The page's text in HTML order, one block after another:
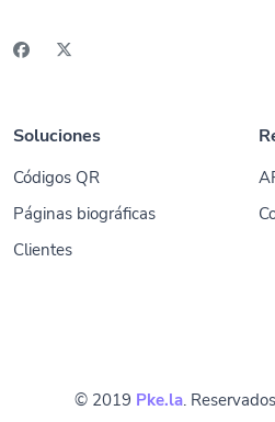
Soluciones
Códigos QR
Páginas biográficas
Clientes
© 2019 Pke.la.